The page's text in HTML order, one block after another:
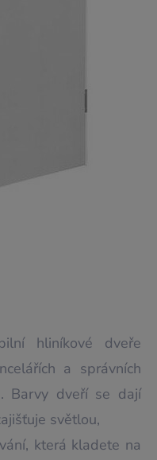
hliníkové dveře
a správních
Barvy dveří se dají
světlou,
která kladete na